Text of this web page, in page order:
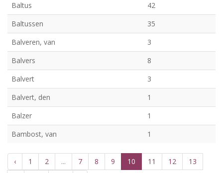
Baltus
42
Baltussen
35
Balveren, van
3
Balvers
8
Balvert
3
Balvert, den
1
Balzer
1
Bambost, van
1
‹ 1 2 ... 7 8 9 10 11 12 13